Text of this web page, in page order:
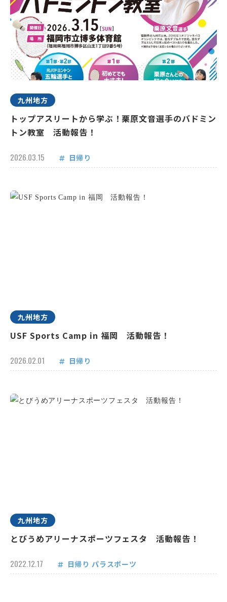
九州地方
トップアスリートから学ぶ！栗原文音選手のバドミン
トン教室 活動報告！
2026.03.15 日帰り
九州地方
USF Sports Camp in 福岡 活動報告！
2026.02.01 日帰り
九州地方
とびうめアリーナスポーツフェスタ 活動報告！
2022.12.17 日帰り パラスポーツ